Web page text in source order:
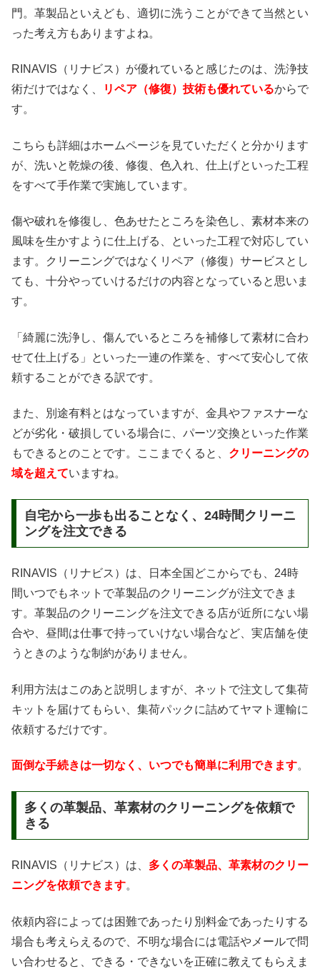
門。革製品といえども、適切に洗うことができて当然とい
った考え方もありますよね。
RINAVIS（リナビス）が優れていると感じたのは、洗浄技
術だけではなく、
リペア（修復）技術も優れているからで
す。
こちらも詳細はホームページを見ていただくと分かります
が、洗いと乾燥の後、修復、色入れ、仕上げといった工程
をすべて手作業で実施しています。
傷や破れを修復し、色あせたところを染色し、素材本来の
風味を生かすように仕上げる、といった工程で対応してい
ます。クリーニングではなくリペア（修復）サービスとし
ても、十分やっていけるだけの内容となっていると思いま
す。
「綺麗に洗浄し、傷んでいるところを補修して素材に合わ
せて仕上げる」といった一連の作業を、すべて安心して依
頼することができる訳です。
また、別途有料とはなっていますが、金具やファスナーな
どが劣化・破損している場合に、パーツ交換といった作業
もできるとのことです。ここまでくると、 クリーニングの
域を超えていますね。
自宅から一歩も出ることなく、24時間クリーニ
ングを注文できる
RINAVIS（リナビス）は、日本全国どこからでも、24時
間いつでもネットで革製品のクリーニングが注文できま
す。革製品のクリーニングを注文できる店が近所にない場
合や、昼間は仕事で持っていけない場合など、実店舗を使
うときのような制約がありません。
利用方法はこのあと説明しますが、ネットで注文して集荷
キットを届けてもらい、集荷パックに詰めてヤマト運輸に
依頼するだけです。
面倒な手続きは一切なく、いつでも簡単に利用できます。
多くの革製品、革素材のクリーニングを依頼で
きる
RINAVIS（リナビス）は、 多くの革製品、革素材のクリー
ニングを依頼できます。
依頼内容によっては困難であったり別料金であったりする
場合も考えらえるので、不明な場合には電話やメールで問
い合わせると、できる・できないを正確に教えてもらえま